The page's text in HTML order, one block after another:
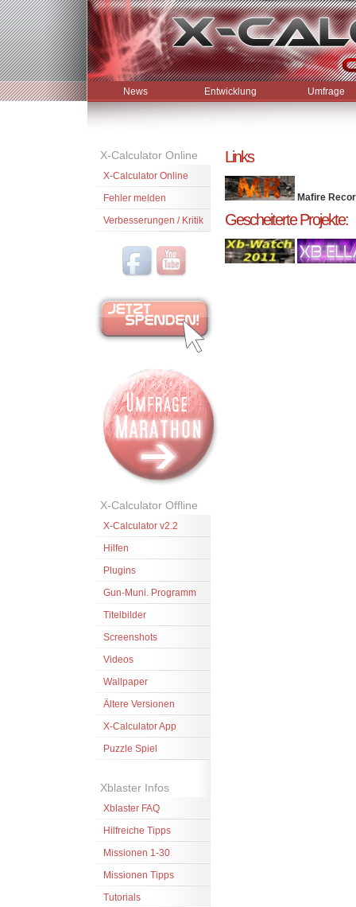
News Entwicklung Umfrage
X-Calculator Online
X-Calculator Online
Fehler melden
Verbesserungen / Kritik
X-Calculator Offline
X-Calculator v2.2
Hilfen
Plugins
Gun-Muni. Programm
Titelbilder
Screenshots
Videos
Wallpaper
Ältere Versionen
X-Calculator App
Puzzle Spiel
Xblaster Infos
Xblaster FAQ
Hilfreiche Tipps
Missionen 1-30
Missionen Tipps
Tutorials
Links
Mafire
Gescheiterte Projekte: